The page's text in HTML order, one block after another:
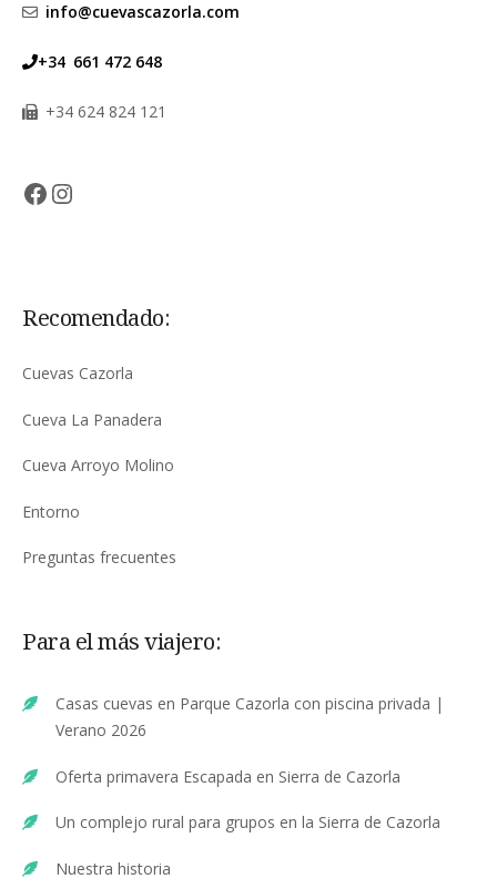
info@cuevascazorla.com
+34 661 472 648
+34 624 824 121
Facebook
Instagram
Recomendado:
Cuevas Cazorla
Cueva La Panadera
Cueva Arroyo Molino
Entorno
Preguntas frecuentes
Para el más viajero:
Casas cuevas en Parque Cazorla con piscina privada |
Verano 2026
Oferta primavera Escapada en Sierra de Cazorla
Un complejo rural para grupos en la Sierra de Cazorla
Nuestra historia